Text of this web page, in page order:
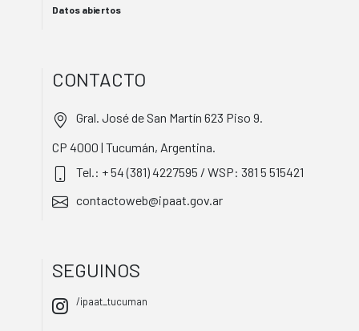
Datos abiertos
CONTACTO
Gral. José de San Martín 623 Piso 9.
CP 4000 | Tucumán, Argentina.
Tel.: + 54 (381) 4227595 / WSP: 381 5 515421
contactoweb@ipaat.gov.ar
SEGUINOS
/ipaat_tucuman